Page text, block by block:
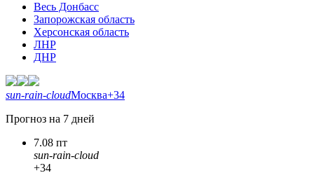
Весь Донбасс
Запорожская область
Херсонская область
ЛНР
ДНР
sun-rain-cloudМосква+34
Прогноз на 7 дней
7.08 пт
sun-rain-cloud
+34